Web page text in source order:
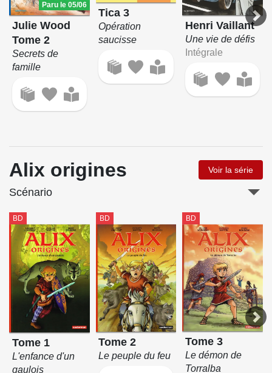
Paru le 05/06
Julie Wood
Tome 2
Secrets de
famille
Tica 3
Opération
saucisse
Henri Vaillant
Une vie de défis
Intégrale
Alix origines Voir la série
Scénario
BD
Tome 1
L'enfance d'un
gaulois
BD
Tome 2
Le peuple du feu
BD
Tome 3
Le démon de
Torralba